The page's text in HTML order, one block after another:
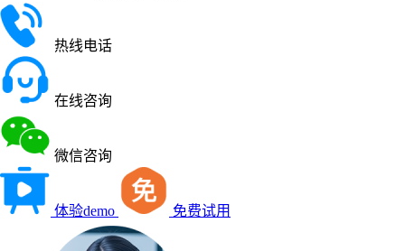
热线电话
在线咨询
微信咨询
体验demo 免费试用